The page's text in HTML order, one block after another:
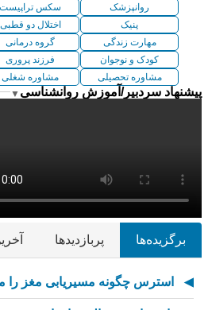
روانپزشک سکس تراپیست
پنیک
اختلال دو قطبی
مهارت زندگی
گروه درمانی
کودک و نوجوان
فرزند پروری
مشاوره تحصیلی
مشاوره شغلی
پیشنهاد سردبیر/آموزش روانشناسی ▼
برگزیده‌ها پربازدیدها
استرس چگونه مسیریابی مغز را